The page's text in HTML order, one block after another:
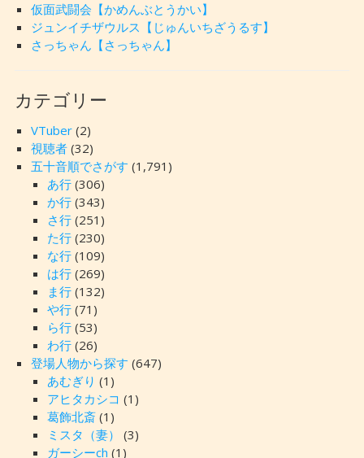
仮面武闘会【かめんぶとうかい】
ジュンイチザウルス【じゅんいちざうるす】
さっちゃん【さっちゃん】
カテゴリー
VTuber(2)
視聴者(32)
五十音順でさがす (1,791)
あ行(306)
か行(343)
さ行(251)
た行(230)
な行(109)
は行(269)
ま行(132)
や行(71)
ら行(53)
わ行(26)
登場人物から探す (647)
あむぎり (1)
アヒタカシコ (1)
葛飾北斎(1)
ミスタ（妻）
(3)
ガーシーch (1)